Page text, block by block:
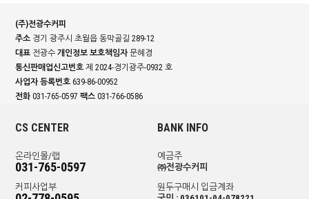
(주)전광수커피
주소 경기 광주시 초월읍 동막골길 289-12
대표 전광수개인정보 보호책임자문혜경
통신판매업신고번호 제 2024-경기광주-0932 호
사업자 등록번호 639-86-00952
전화 031-765-0597팩스 031-766-0586
CS CENTER
온라인몰/랩
031-765-0597
커피사업부
BANK INFO
예금주
㈜전광수커피
원두구매시 입금계좌